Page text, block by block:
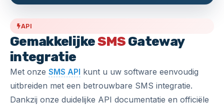
API
GemakkelijkeSMSGateway
integratie
Met onze SMS API kunt u uw software eenvoudig
uitbreiden met een betrouwbare SMS integratie.
Dankzij onze duidelijke API documentatie en officiële